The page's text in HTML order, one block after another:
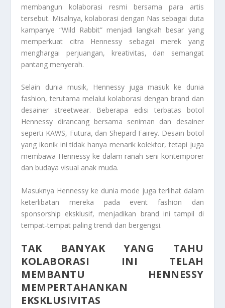
membangun kolaborasi resmi bersama para artis
tersebut. Misalnya, kolaborasi dengan Nas sebagai duta
kampanye “Wild Rabbit” menjadi langkah besar yang
memperkuat citra Hennessy sebagai merek yang
menghargai perjuangan, kreativitas, dan semangat
pantang menyerah.
Selain dunia musik, Hennessy juga masuk ke dunia
fashion, terutama melalui kolaborasi dengan brand dan
desainer streetwear. Beberapa edisi terbatas botol
Hennessy dirancang bersama seniman dan desainer
seperti KAWS, Futura, dan Shepard Fairey. Desain botol
yang ikonik ini tidak hanya menarik kolektor, tetapi juga
membawa Hennessy ke dalam ranah seni kontemporer
dan budaya visual anak muda.
Masuknya Hennessy ke dunia mode juga terlihat dalam
keterlibatan mereka pada event fashion dan
sponsorship eksklusif, menjadikan brand ini tampil di
tempat-tempat paling trendi dan bergengsi.
TAK BANYAK YANG TAHU
KOLABORASI INI TELAH
MEMBANTU HENNESSY
MEMPERTAHANKAN
EKSKLUSIVITAS